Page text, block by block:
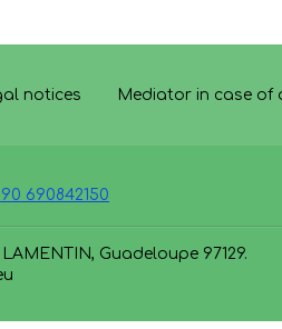
notices Mediator in case of
690842150
Guadeloupe 97129.